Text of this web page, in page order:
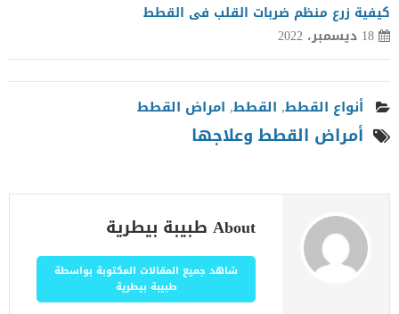
كيفية زرع منظم ضربات القلب فى القطط
18 ديسمبر، 2022
أنواع القطط, القطط, امراض القطط
أمراض القطط وعلاجها
About طبيبة بيطرية
شاهد جميع المقالات المكتوبة بواسطة
طبيبة بيطرية